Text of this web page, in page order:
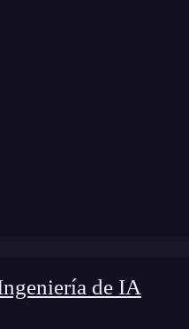
de IA